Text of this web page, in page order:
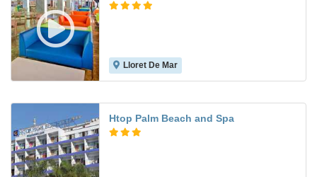
Lloret De Mar
Htop Palm Beach and Spa